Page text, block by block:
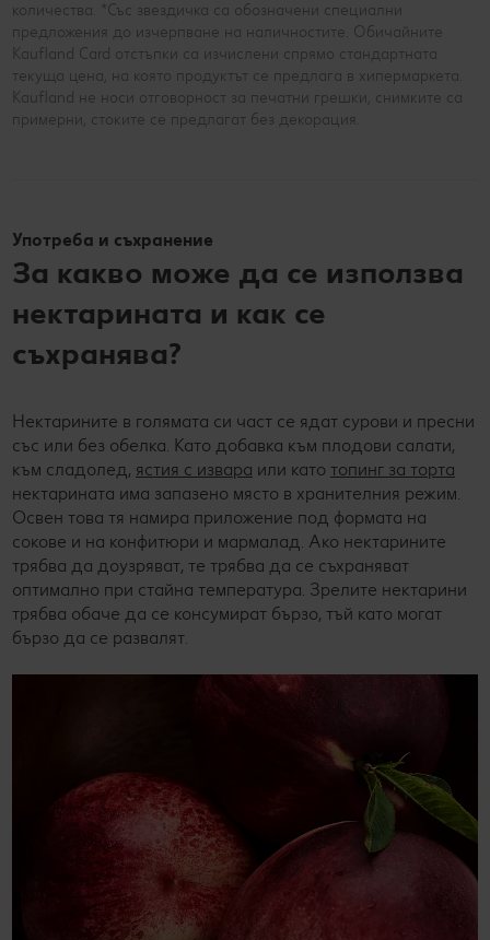
количества. *Със звездичка са обозначени специални
предложения до изчерпване на наличностите. Обичайните
Kaufland Card отстъпки са изчислени спрямо стандартната
текуща цена, на която продуктът се предлага в хипермаркета.
Kaufland не носи отговорност за печатни грешки, снимките са
примерни, стоките се предлагат без декорация.
Употреба и съхранение
За какво може да се използва
нектарината и как се
съхранява?
Нектарините в голямата си част се ядат сурови и пресни
със или без обелка. Като добавка към плодови салати,
към сладолед, ястия с извара или като топинг за торта
нектарината има запазено място в хранителния режим.
Освен това тя намира приложение под формата на
сокове и на конфитюри и мармалад. Ако нектарините
трябва да доузряват, те трябва да се съхраняват
оптимално при стайна температура. Зрелите нектарини
трябва обаче да се консумират бързо, тъй като могат
бързо да се развалят.